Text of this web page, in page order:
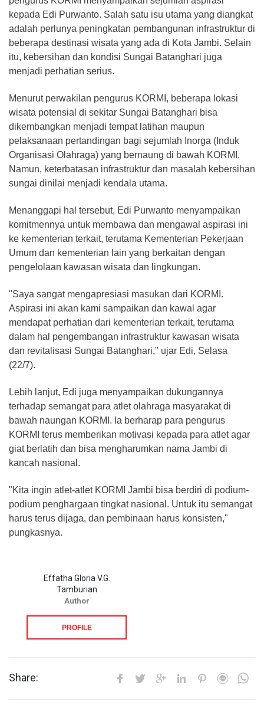
kepada Edi Purwanto. Salah satu isu utama yang diangkat
adalah perlunya peningkatan pembangunan infrastruktur di
beberapa destinasi wisata yang ada di Kota Jambi. Selain
itu, kebersihan dan kondisi Sungai Batanghari juga
menjadi perhatian serius.
Menurut perwakilan pengurus KORMI, beberapa lokasi
wisata potensial di sekitar Sungai Batanghari bisa
dikembangkan menjadi tempat latihan maupun
pelaksanaan pertandingan bagi sejumlah Inorga (Induk
Organisasi Olahraga) yang bernaung di bawah KORMI.
Namun, keterbatasan infrastruktur dan masalah kebersihan
sungai dinilai menjadi kendala utama.
Menanggapi hal tersebut, Edi Purwanto menyampaikan
komitmennya untuk membawa dan mengawal aspirasi ini
ke kementerian terkait, terutama Kementerian Pekerjaan
Umum dan kementerian lain yang berkaitan dengan
pengelolaan kawasan wisata dan lingkungan.
"Saya sangat mengapresiasi masukan dari KORMI.
Aspirasi ini akan kami sampaikan dan kawal agar
mendapat perhatian dari kementerian terkait, terutama
dalam hal pengembangan infrastruktur kawasan wisata
dan revitalisasi Sungai Batanghari," ujar Edi, Selasa
(22/7).
Lebih lanjut, Edi juga menyampaikan dukungannya
terhadap semangat para atlet olahraga masyarakat di
bawah naungan KORMI. la berharap para pengurus
KORMI terus memberikan motivasi kepada para atlet agar
giat berlatih dan bisa mengharumkan nama Jambi di
kancah nasional.
"Kita ingin atlet-atlet KORMI Jambi bisa berdiri di podium-
podium penghargaan tingkat nasional. Untuk itu semangat
harus terus dijaga, dan pembinaan harus konsisten,"
pungkasnya.
Effatha Gloria V.G.
Tamburian
Author
PROFILE
Share: